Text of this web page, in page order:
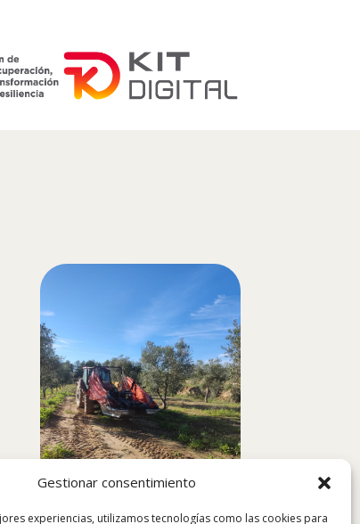
Gestionar consentimiento
experiencias, utilizamos tecnologías como las cookies para